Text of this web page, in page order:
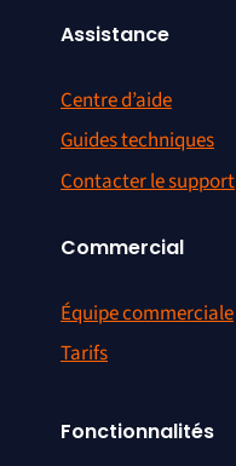
Assistance
Centre d’aide
Guides techniques
Contacter le support
Commercial
Équipe commerciale
Tarifs
Fonctionnalités